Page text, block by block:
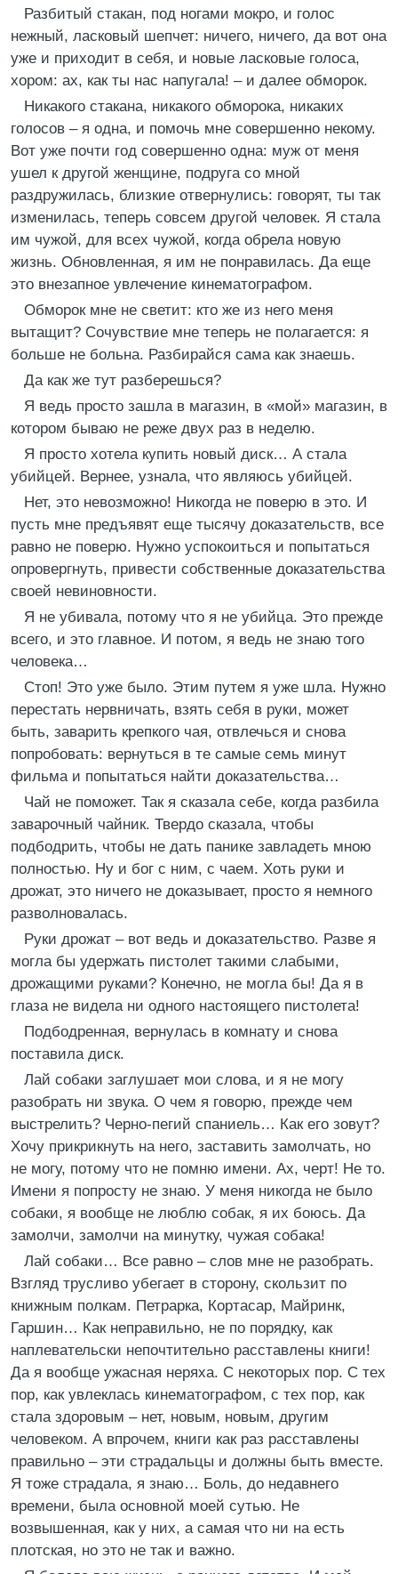
Разбитый стакан, под ногами мокро, и голос
нежный, ласковый шепчет: ничего, ничего, да вот она
уже и приходит в себя, и новые ласковые голоса,
хором: ах, как ты нас напугала! – и далее обморок.
Никакого стакана, никакого обморока, никаких
голосов – я одна, и помочь мне совершенно некому.
Вот уже почти год совершенно одна: муж от меня
ушел к другой женщине, подруга со мной
раздружилась, близкие отвернулись: говорят, ты так
изменилась, теперь совсем другой человек. Я стала
им чужой, для всех чужой, когда обрела новую
жизнь. Обновленная, я им не понравилась. Да еще
это внезапное увлечение кинематографом.
Обморок мне не светит: кто же из него меня
вытащит? Сочувствие мне теперь не полагается: я
больше не больна. Разбирайся сама как знаешь.
Да как же тут разберешься?
Я ведь просто зашла в магазин, в «мой» магазин, в
котором бываю не реже двух раз в неделю.
Я просто хотела купить новый диск… А стала
убийцей. Вернее, узнала, что являюсь убийцей.
Нет, это невозможно! Никогда не поверю в это. И
пусть мне предъявят еще тысячу доказательств, все
равно не поверю. Нужно успокоиться и попытаться
опровергнуть, привести собственные доказательства
своей невиновности.
Я не убивала, потому что я не убийца. Это прежде
всего, и это главное. И потом, я ведь не знаю того
человека…
Стоп! Это уже было. Этим путем я уже шла. Нужно
перестать нервничать, взять себя в руки, может
быть, заварить крепкого чая, отвлечься и снова
попробовать: вернуться в те самые семь минут
фильма и попытаться найти доказательства…
Чай не поможет. Так я сказала себе, когда разбила
заварочный чайник. Твердо сказала, чтобы
подбодрить, чтобы не дать панике завладеть мною
полностью. Ну и бог с ним, с чаем. Хоть руки и
дрожат, это ничего не доказывает, просто я немного
разволновалась.
Руки дрожат – вот ведь и доказательство. Разве я
могла бы удержать пистолет такими слабыми,
дрожащими руками? Конечно, не могла бы! Да я в
глаза не видела ни одного настоящего пистолета!
Подбодренная, вернулась в комнату и снова
поставила диск.
Лай собаки заглушает мои слова, и я не могу
разобрать ни звука. О чем я говорю, прежде чем
выстрелить? Черно-пегий спаниель… Как его зовут?
Хочу прикрикнуть на него, заставить замолчать, но
не могу, потому что не помню имени. Ах, черт! Не то.
Имени я попросту не знаю. У меня никогда не было
собаки, я вообще не люблю собак, я их боюсь. Да
замолчи, замолчи на минутку, чужая собака!
Лай собаки… Все равно – слов мне не разобрать.
Взгляд трусливо убегает в сторону, скользит по
книжным полкам. Петрарка, Кортасар, Майринк,
Гаршин… Как неправильно, не по порядку, как
наплевательски непочтительно расставлены книги!
Да я вообще ужасная неряха. С некоторых пор. С тех
пор, как увлеклась кинематографом, с тех пор, как
стала здоровым – нет, новым, новым, другим
человеком. А впрочем, книги как раз расставлены
правильно – эти страдальцы и должны быть вместе.
Я тоже страдала, я знаю… Боль, до недавнего
времени, была основной моей сутью. Не
возвышенная, как у них, а самая что ни на есть
плотская, но это не так и важно.